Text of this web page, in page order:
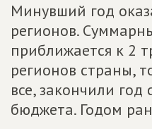
Минувший год
регионов.
приближается к 2
регионов страны,
все, закончили
бюджета. Годом